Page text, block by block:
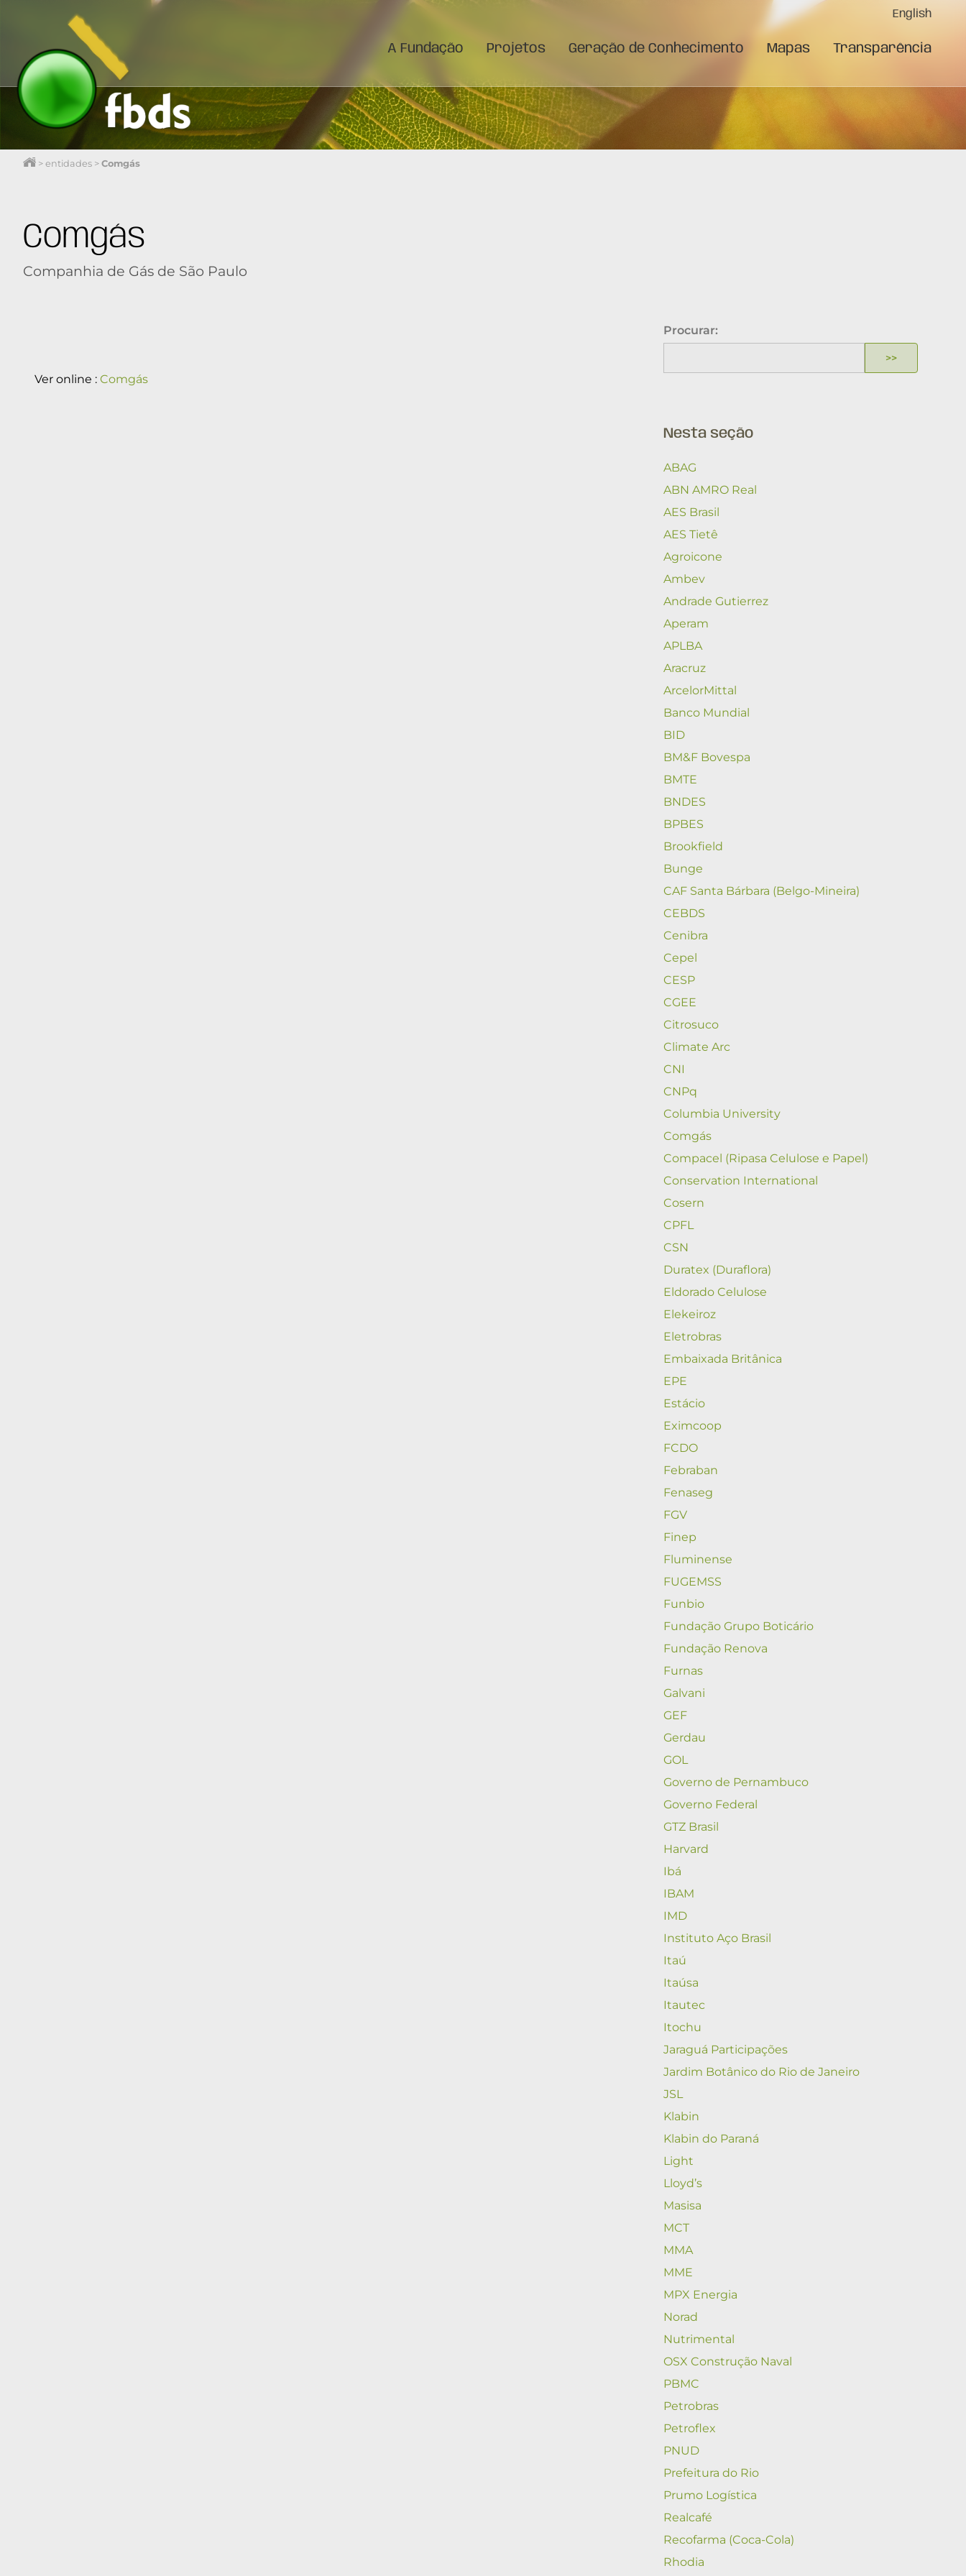
English
A Fundação Projetos Geração de Conhecimento Mapas Transparência
> entidades> Comgás
Comgás
Companhia de Gás de São Paulo
Ver online : Comgás
Procurar:
Nesta seção
ABAG
ABN AMRO Real
AES Brasil
AES Tietê
Agroicone
Ambev
Andrade Gutierrez
Aperam
APLBA
Aracruz
ArcelorMittal
Banco Mundial
BID
BM&F Bovespa
BMTE
BNDES
BPBES
Brookfield
Bunge
CAF Santa Bárbara (Belgo-Mineira)
CEBDS
Cenibra
Cepel
CESP
CGEE
Citrosuco
Climate Arc
CNI
CNPq
Columbia University
Comgás
Compacel (Ripasa Celulose e Papel)
Conservation International
Cosern
CPFL
CSN
Duratex (Duraflora)
Eldorado Celulose
Elekeiroz
Eletrobras
Embaixada Britânica
EPE
Estácio
Eximcoop
FCDO
Febraban
Fenaseg
FGV
Finep
Fluminense
FUGEMSS
Funbio
Fundação Grupo Boticário
Fundação Renova
Furnas
Galvani
GEF
Gerdau
GOL
Governo de Pernambuco
Governo Federal
GTZ Brasil
Harvard
Ibá
IBAM
IMD
Instituto Aço Brasil
Itaú
Itaúsa
Itautec
Itochu
Jaraguá Participações
Jardim Botânico do Rio de Janeiro
JSL
Klabin
Klabin do Paraná
Light
Lloyd’s
Masisa
MCT
MMA
MME
MPX Energia
Norad
Nutrimental
OSX Construção Naval
PBMC
Petrobras
Petroflex
PNUD
Prefeitura do Rio
Prumo Logística
Realcafé
Recofarma (Coca-Cola)
Rhodia